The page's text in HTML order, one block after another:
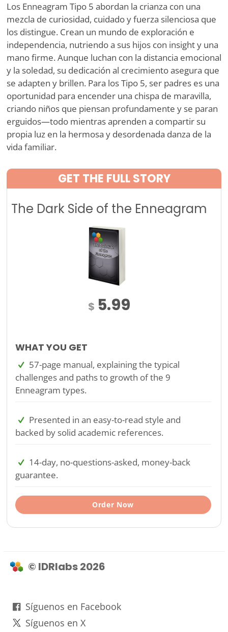
Los Enneagram Tipo 5 abordan la crianza con una
mezcla de curiosidad, cuidado y fuerza silenciosa que
los distingue. Crean un mundo de exploración e
independencia, nutriendo a sus hijos con insight y una
mano firme. Aunque luchan con la distancia emocional
y la soledad, su dedicación al crecimiento asegura que
se adapten y brillen. Para los Tipo 5, ser padres es una
oportunidad para encender una chispa de maravilla,
criando niños que piensan profundamente y se paran
erguidos—todo mientras aprenden a compartir su
propia luz en la hermosa y desordenada danza de la
vida familiar.
GET THE FULL STORY
The Dark Side of the Enneagram
$ 5.99
WHAT YOU GET
57-page manual, explaining the typical
challenges and paths to growth of the 9
Enneagram types.
Presented in an easy-to-read style and
backed by solid academic references.
14-day, no-questions-asked, money-back
guarantee.
Order Now
© IDRlabs 2026
Síguenos en Facebook
Síguenos en X